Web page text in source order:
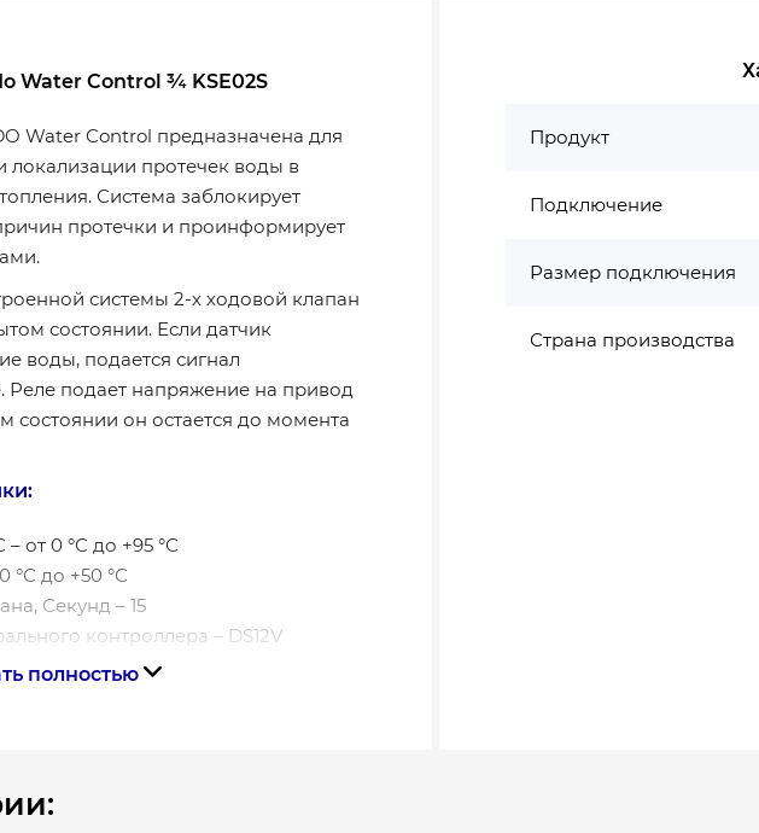
Water Control ¾ KSE02S
Water Control предназначена для
протечек воды в
Система заблокирует
протечки и проинформирует
системы 2-х ходовой клапан
состоянии. Если датчик
воды, подается сигнал
Реле подает напряжение на привод
состоянии он остается до момента
от 0 °С до +95 °С
°С до +50 °С
Секунд – 15
контроллера – DS12V
- DS12V
полностью
Продукт
Подключение
Размер подключения
Страна производства